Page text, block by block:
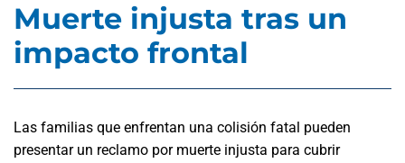
Muerte injusta tras un
impacto frontal
Las familias que enfrentan una colisión fatal pueden
presentar un reclamo por muerte injusta para cubrir